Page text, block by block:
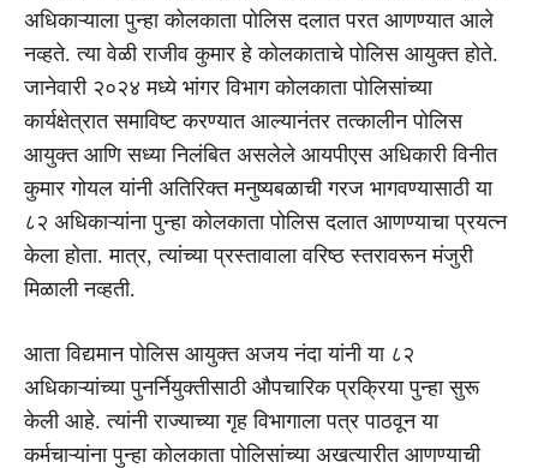
अधिकाऱ्याला पुन्हा कोलकाता पोलिस दलात परत आणण्यात आले
नव्हते. त्या वेळी राजीव कुमार हे कोलकाताचे पोलिस आयुक्त होते.
जानेवारी २०२४ मध्ये भांगर विभाग कोलकाता पोलिसांच्या
कार्यक्षेत्रात समाविष्ट करण्यात आल्यानंतर तत्कालीन पोलिस
आयुक्त आणि सध्या निलंबित असलेले आयपीएस अधिकारी विनीत
कुमार गोयल यांनी अतिरिक्त मनुष्यबळाची गरज भागवण्यासाठी या
८२ अधिकाऱ्यांना पुन्हा कोलकाता पोलिस दलात आणण्याचा प्रयत्न
केला होता. मात्र, त्यांच्या प्रस्तावाला वरिष्ठ स्तरावरून मंजुरी
मिळाली नव्हती.
आता विद्यमान पोलिस आयुक्त अजय नंदा यांनी या ८२
अधिकाऱ्यांच्या पुनर्नियुक्तीसाठी औपचारिक प्रक्रिया पुन्हा सुरू
केली आहे. त्यांनी राज्याच्या गृह विभागाला पत्र पाठवून या
कर्मचाऱ्यांना पुन्हा कोलकाता पोलिसांच्या अखत्यारीत आणण्याची